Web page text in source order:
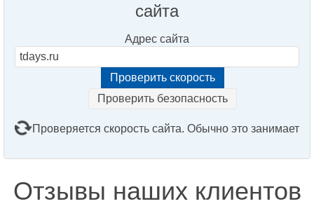
сайта
Адрес сайта
Проверить безопасность
Проверяется скорость сайта. Обычно это занимает
Отзывы наших клиентов